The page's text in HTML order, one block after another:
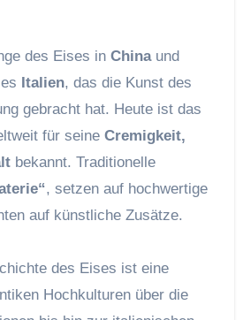
des Eises in Chinaund
Italien, das die Kunst des
gebracht hat. Heute ist das
für seine Cremigkeit,
bekannt. Traditionelle
, setzen auf hochwertige
auf künstliche Zusätze.
des Eises ist eine
Hochkulturen über die